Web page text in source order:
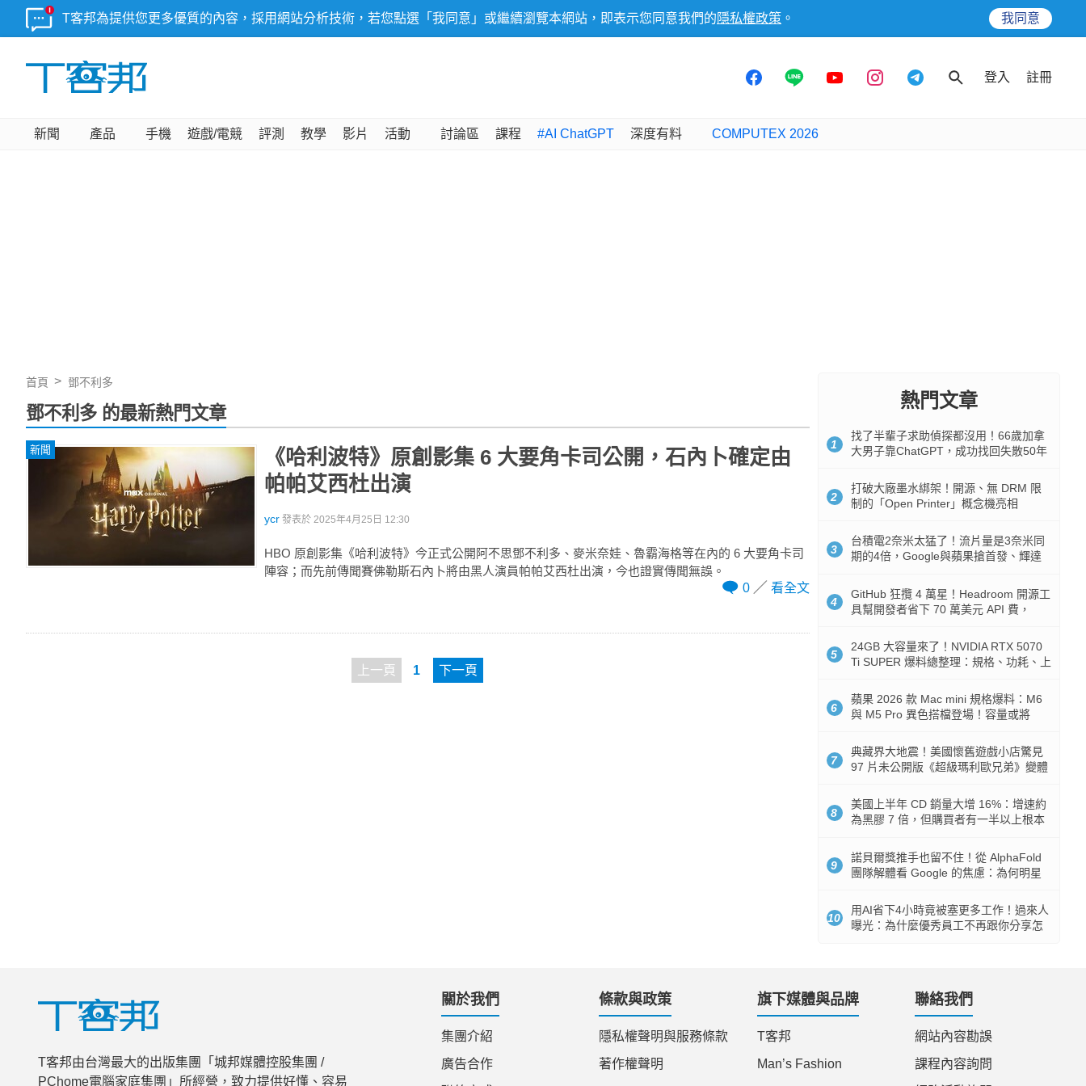
T客邦為提供您更多優質的內容，採用網站分析技術，若您點選「我同意」或繼續瀏覽本網站，即表示您同意我們的 隱私權政策 。 我同意
登入 註冊
新聞 產品 手機 遊戲/電競 評測 教學 影片 活動 討論區 課程 #AI ChatGPT 深度有料 COMPUTEX 2026
首頁 鄧不利多
鄧不利多 的最新熱門文章
新聞
《哈利波特》原創影集 6 大要角卡司公開，石內卜確定由
帕帕艾西杜出演
ycr 發表於 2025年4月25日 12:30
HBO 原創影集《哈利波特》今正式公開阿不思鄧不利多、麥米奈娃、魯霸海格等在內的 6 大要角卡司
陣容；而先前傳聞賽佛勒斯石內卜將由黑人演員帕帕艾西杜出演，今也證實傳聞無誤。
0
看全文
上一頁 1 下一頁
熱門文章
1
找了半輩子求助偵探都沒用！66歲加拿
大男子靠ChatGPT，成功找回失散50年
2
打破大廠墨水綁架！開源、無 DRM 限
制的「Open Printer」概念機亮相
3
台積電2奈米太猛了！流片量是3奈米同
期的4倍，Google與蘋果搶首發、輝達
4
GitHub 狂攬 4 萬星！Headroom 開源工
具幫開發者省下 70 萬美元 API 費，
5
24GB 大容量來了！NVIDIA RTX 5070
Ti SUPER 爆料總整理：規格、功耗、上
6
蘋果 2026 款 Mac mini 規格爆料：M6
與 M5 Pro 異色搭檔登場！容量或將
7
典藏界大地震！美國懷舊遊戲小店驚見
97 片未公開版《超級瑪利歐兄弟》變體
8
美國上半年 CD 銷量大增 16%：增速約
為黑膠 7 倍，但購買者有一半以上根本
9
諾貝爾獎推手也留不住！從 AlphaFold
團隊解體看 Google 的焦慮：為何明星
10
用AI省下4小時竟被塞更多工作！過來人
曝光：為什麼優秀員工不再跟你分享怎
T客邦由台灣最大的出版集團「城邦媒體控股集團 /
PChome電腦家庭集團」所經營，致力提供好懂、容易
關於我們
集團介紹
廣告合作
條款與政策
隱私權聲明與服務條款
著作權聲明
旗下媒體與品牌
T客邦
Man’s Fashion
聯絡我們
網站內容勘誤
課程內容詢問